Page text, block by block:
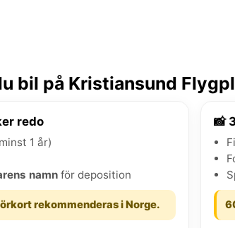
bil på Kristiansund
redo
1 år)
namn för deposition
rekommenderas i Norge.
📸